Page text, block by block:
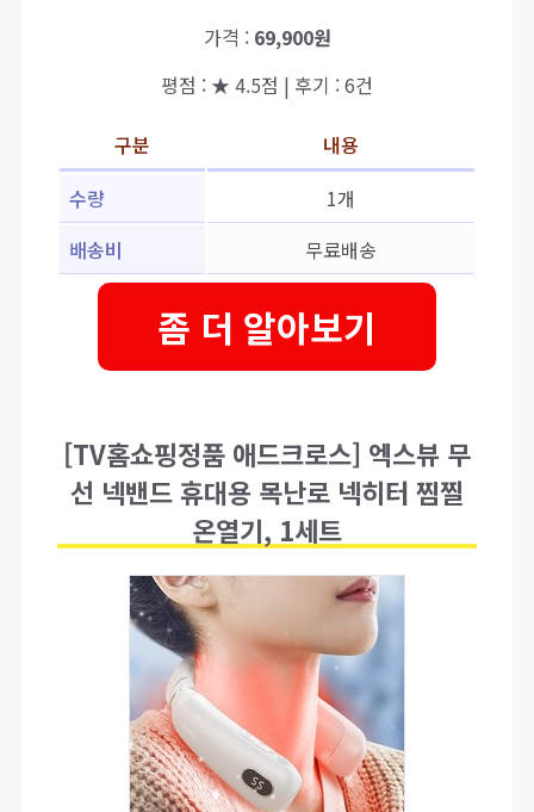
가격 : 69,900원
평점 : ★ 4.5점 | 후기 : 6건
구분
내용
수량
1개
배송비
무료배송
좀 더 알아보기
[TV홈쇼핑정품 애드크로스] 엑스뷰 무
선 넥밴드 휴대용 목난로 넥히터 찜찔
온열기, 1세트